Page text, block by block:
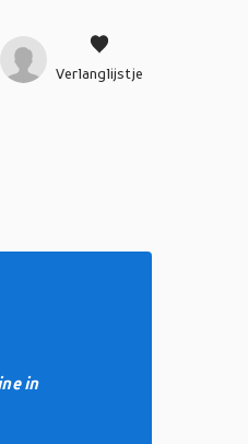
Verlanglijstje
in